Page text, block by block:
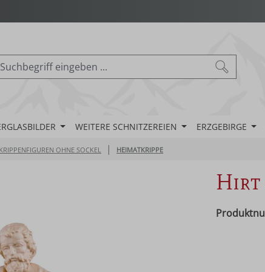
WEITERE SCHNITZEREIEN ERZGEBIRGE
KRIPPENFIGUREN OHNE SOCKEL | HEIMATKRIPPE
Hirt